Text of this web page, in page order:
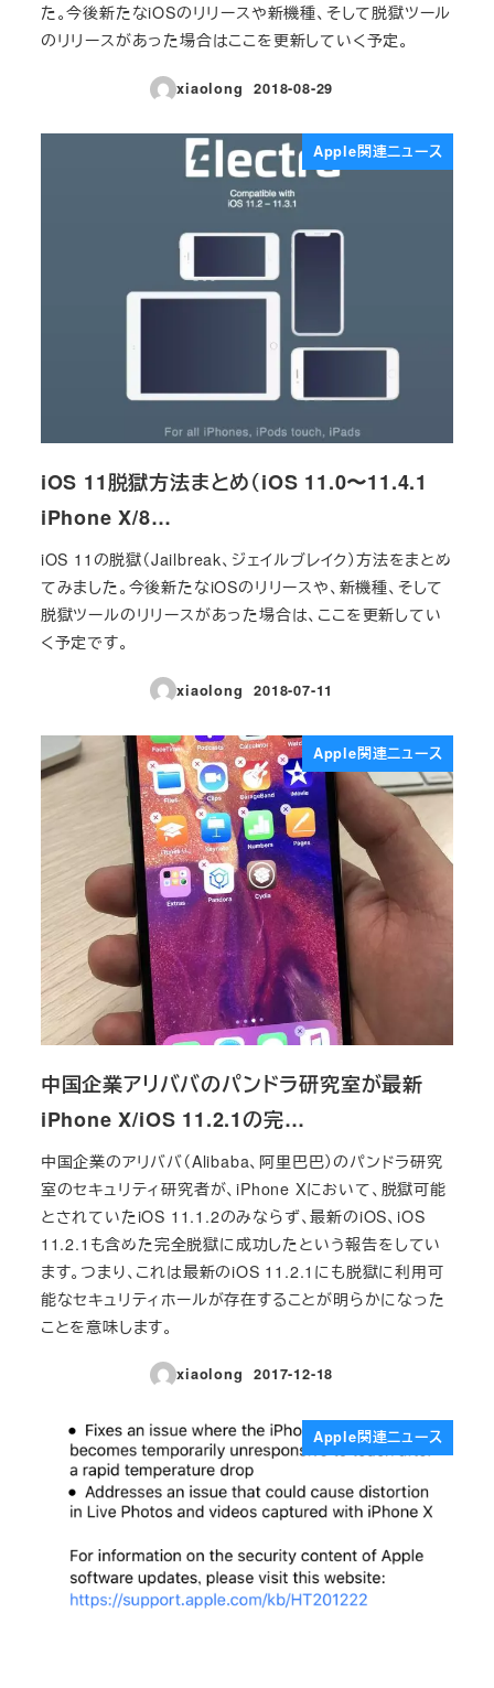
た。今後新たなiOSのリリースや新機種、そして脱獄ツール
のリリースがあった場合はここを更新していく予定。
xiaolong
投稿日
2018-08-29
Apple関連ニュース
iOS 11脱獄方法まとめ（iOS 11.0〜11.4.1
iPhone X/8…
iOS 11の脱獄（Jailbreak、ジェイルブレイク）方法をまとめ
てみました。今後新たなiOSのリリースや、新機種、そして
脱獄ツールのリリースがあった場合は、ここを更新してい
く予定です。
xiaolong
投稿日
2018-07-11
Apple関連ニュース
中国企業アリババのパンドラ研究室が最新
iPhone X/iOS 11.2.1の完…
中国企業のアリババ（Alibaba、阿里巴巴）のパンドラ研究
室のセキュリティ研究者が、iPhone Xにおいて、脱獄可能
とされていたiOS 11.1.2のみならず、最新のiOS、iOS
11.2.1も含めた完全脱獄に成功したという報告をしてい
ます。つまり、これは最新のiOS 11.2.1にも脱獄に利用可
能なセキュリティホールが存在することが明らかになった
ことを意味します。
xiaolong
投稿日
2017-12-18
Apple関連ニュース